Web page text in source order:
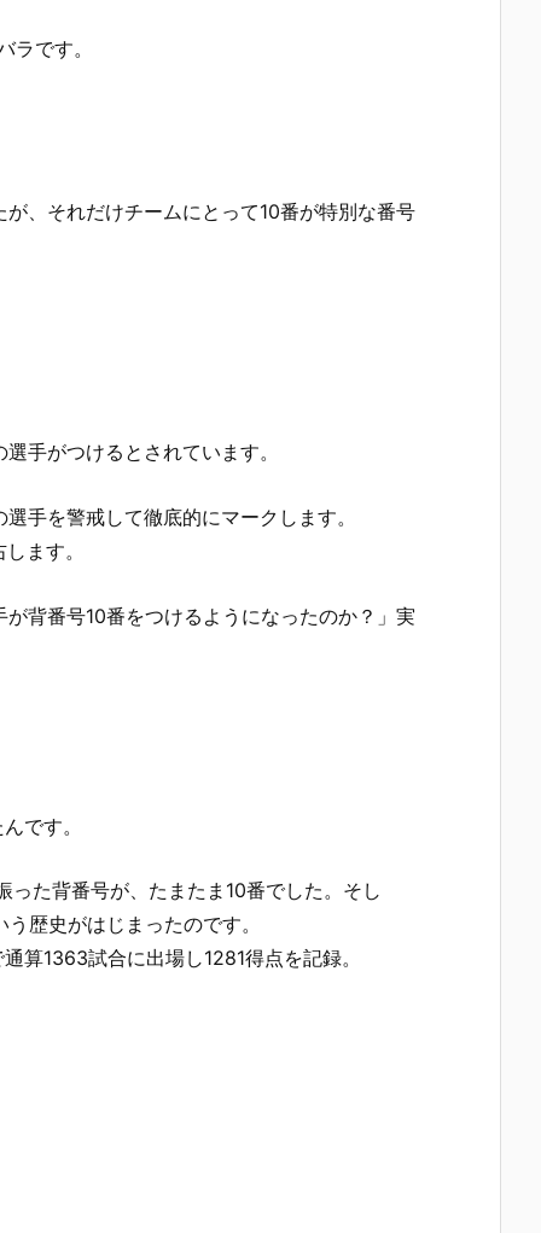
です。
、それだけチームにとって10番が特別な番号
手がつけるとされています。
手を警戒して徹底的にマークします。
ます。
背番号10番をつけるようになったのか？」実
です。
た背番号が、たまたま10番でした。そし
歴史がはじまったのです。
算1363試合に出場し1281得点を記録。